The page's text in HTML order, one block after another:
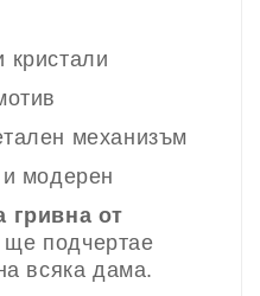
кристали
механизъм
и модерен
гривна от
ще подчертае
всяка дама.